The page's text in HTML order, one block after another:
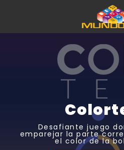
Desafiante juego
emparejar la parte
el color de la